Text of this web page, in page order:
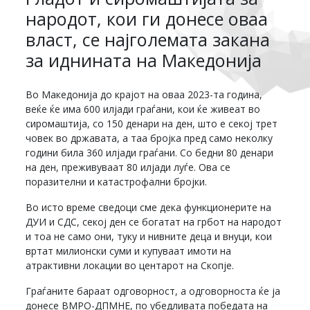
народот, кои ги донесе оваа
власт, се најголемата закана
за иднината на Македонија
Во Македонија до крајот на оваа 2023-та година,
веќе ќе има 600 илјади граѓани, кои ќе живеат во
сиромаштија, со 150 денари на ден, што е секој трет
човек во државата, а таа бројка пред само неколку
години била 360 илјади граѓани. Со бедни 80 денари
на ден, преживуваат 80 илјади луѓе. Ова се
поразителни и катастрофални бројки.
Во исто време сведоци сме дека функционерите на
ДУИ и СДС, секој ден се богатат на грбот на народот
и тоа не само они, туку и нивните деца и внуци, кои
вртат милионски суми и купуваат имоти на
атрактивни локации во центарот на Скопје.
Граѓаните бараат одговорност, а одговорноста ќе ја
донесе ВМРО-ДПМНЕ, по убедливата победата на